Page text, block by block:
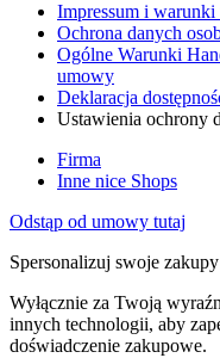
Impressum i
Ochrona danych
Ogólne Warunki
umowy
Deklaracja
Ustawienia ochrony
Firma
Inne nice Shops
Odstąp od umowy tutaj
Spersonalizuj swoje zakupy
Wyłącznie za Twoją
innych technologii, aby
doświadczenie zakupowe.